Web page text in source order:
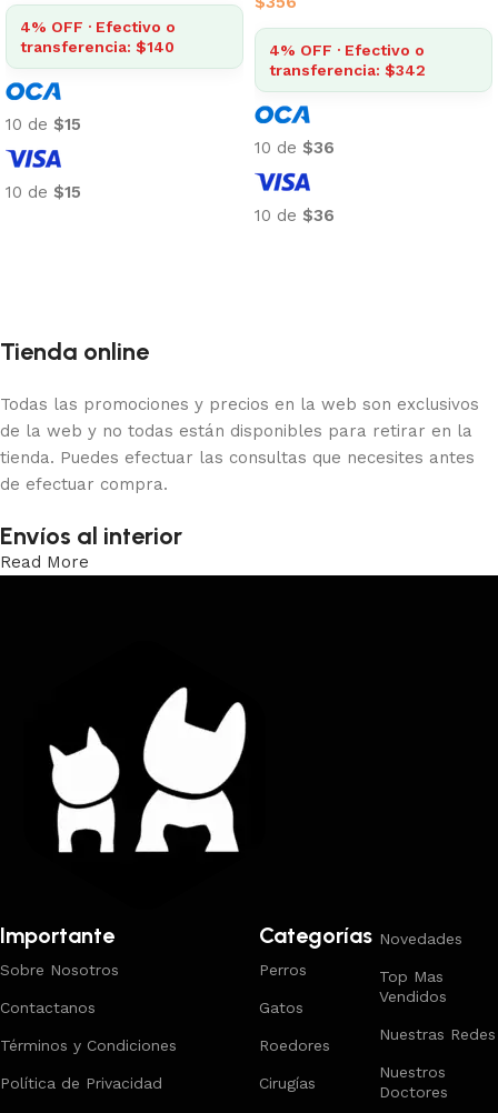
4% OFF · Efectivo o
transferencia: $140
10 de $15
10 de $15
4% OFF · Efectivo o
transferencia: $342
10 de $36
10 de $36
Tienda online
Todas las promociones y precios en la web son exclusivos
de la web y no todas están disponibles para retirar en la
tienda. Puedes efectuar las consultas que necesites antes
de efectuar compra.
Envíos al interior
Read More
Importante
Sobre Nosotros
Contactanos
Términos y Condiciones
Política de Privacidad
Categorías
Perros
Gatos
Roedores
Cirugías
Novedades
Top Mas
Vendidos
Nuestras Redes
Nuestros
Doctores